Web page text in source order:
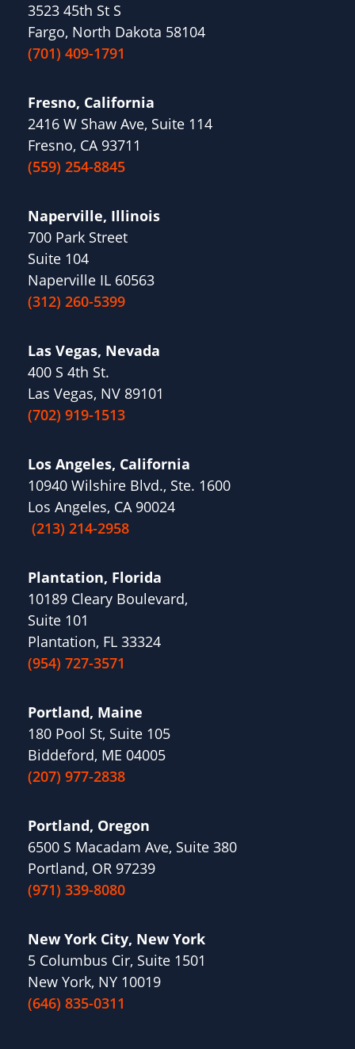
3523 45th St S
Fargo, North Dakota 58104
(701) 409-1791
Fresno, California
2416 W Shaw Ave, Suite 114
Fresno, CA 93711
(559) 254-8845
Naperville, Illinois
700 Park Street
Suite 104
Naperville IL 60563
(312) 260-5399
Las Vegas, Nevada
400 S 4th St.
Las Vegas, NV 89101
(702) 919-1513
Los Angeles, California
10940 Wilshire Blvd., Ste. 1600
Los Angeles, CA 90024
(213) 214-2958
Plantation, Florida
10189 Cleary Boulevard,
Suite 101
Plantation, FL 33324
(954) 727-3571
Portland, Maine
180 Pool St, Suite 105
Biddeford, ME 04005
(207) 977-2838
Portland, Oregon
6500 S Macadam Ave, Suite 380
Portland, OR 97239
(971) 339-8080
New York City, New York
5 Columbus Cir, Suite 1501
New York, NY 10019
(646) 835-0311